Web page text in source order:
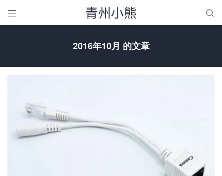
 
2016年10月 的文章